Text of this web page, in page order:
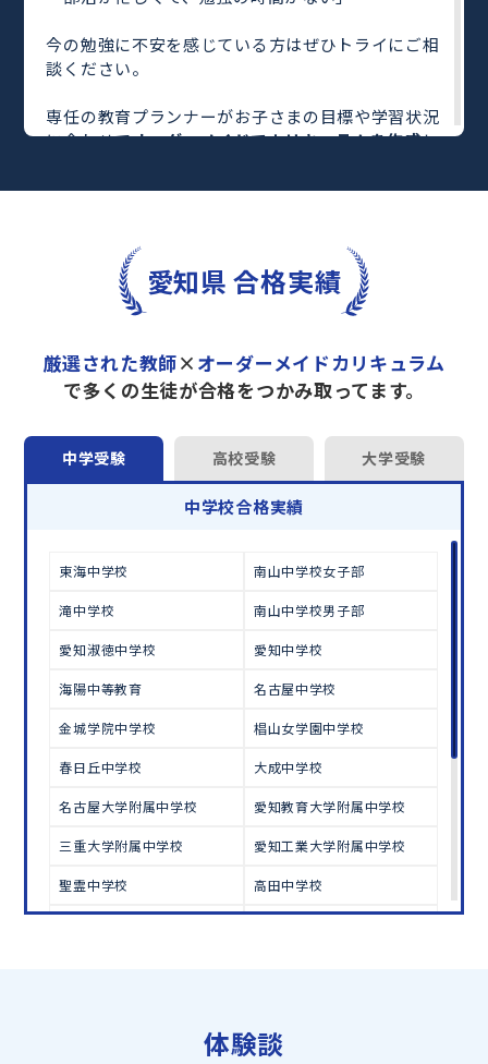
今の勉強に不安を感じている方はぜひトライにご相
談ください。
専任の教育プランナーがお子さまの目標や学習状況
に合わせてオーダーメイドでカリキュラムを作成し
完全マンツーマンで自分に合った教師がわかるまで
さらに、単元別の学習の理解度がわかる「AI学習診
や授業内容や授業以外の勉強をナビゲートする
「DAILY TRY」
など、豊富な学習コンテンツが
トライで一緒に“自己最高得点”を目指しません
か？
オンラインでの学習面談も承っております。
学習相談のお申し込みはこちら
愛知県 合格実績
厳選された教師× オーダーメイドカリキュラム
で多くの生徒が合格をつかみ取ってます。
中学受験 高校受験 大学受験
中学校合格実績
東海中学校 南山中学校女子部
滝中学校 南山中学校男子部
愛知淑徳中学校 愛知中学校
海陽中等教育 名古屋中学校
金城学院中学校 椙山女学園中学校
春日丘中学校 大成中学校
名古屋大学附属中学校 愛知教育大学附属中学校
三重大学附属中学校 愛知工業大学附属中学校
聖霊中学校 高田中学校
鶯谷中学校
体験談